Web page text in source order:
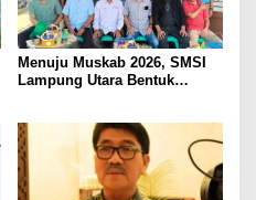
Menuju Muskab 2026, SMSI
Lampung Utara Bentuk